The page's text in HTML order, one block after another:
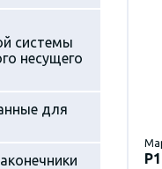
системы
несущего
для